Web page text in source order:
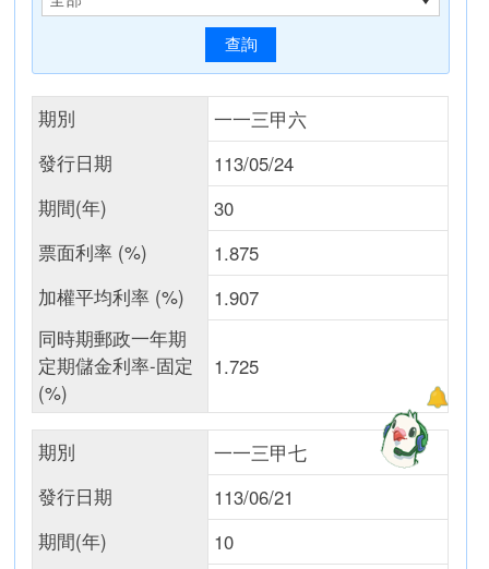
期別
一一三甲六
發行日期
113/05/24
期間(年)
30
票面利率 (%)
1.875
加權平均利率 (%)
1.907
同時期郵政一年期
定期儲金利率-固定
(%)
1.725
期別
一一三甲七
發行日期
113/06/21
期間(年)
10